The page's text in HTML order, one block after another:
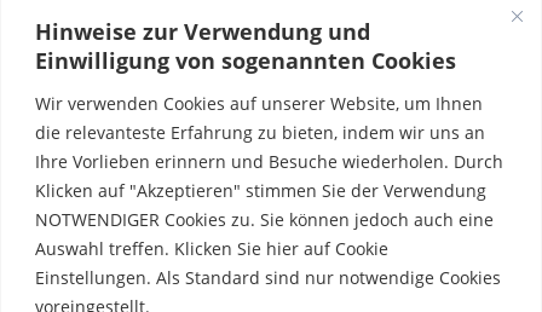
Hinweise zur Verwendung und
Einwilligung von sogenannten Cookies
Wir verwenden Cookies auf unserer Website, um Ihnen
die relevanteste Erfahrung zu bieten, indem wir uns an
Ihre Vorlieben erinnern und Besuche wiederholen. Durch
Klicken auf "Akzeptieren" stimmen Sie der Verwendung
NOTWENDIGER Cookies zu. Sie können jedoch auch eine
Auswahl treffen. Klicken Sie hier auf Cookie
Einstellungen. Als Standard sind nur notwendige Cookies
voreingestellt.